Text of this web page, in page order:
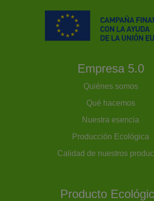
Empresa 5.0
Quiénes somos
Qué hacemos
Nuestra esencia
Producción Ecológica
Calidad de nuestros
Producto